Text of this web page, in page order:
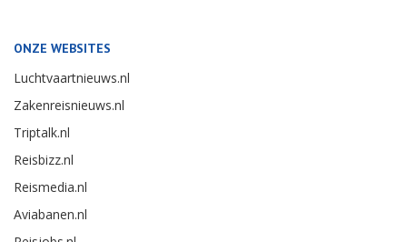
ONZE WEBSITES
Luchtvaartnieuws.nl
Zakenreisnieuws.nl
Triptalk.nl
Reisbizz.nl
Reismedia.nl
Aviabanen.nl